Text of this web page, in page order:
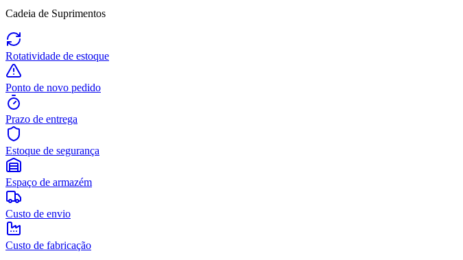
Cadeia de Suprimentos
Rotatividade de estoque
Ponto de novo pedido
Prazo de entrega
Estoque de segurança
Espaço de armazém
Custo de envio
Custo de fabricação